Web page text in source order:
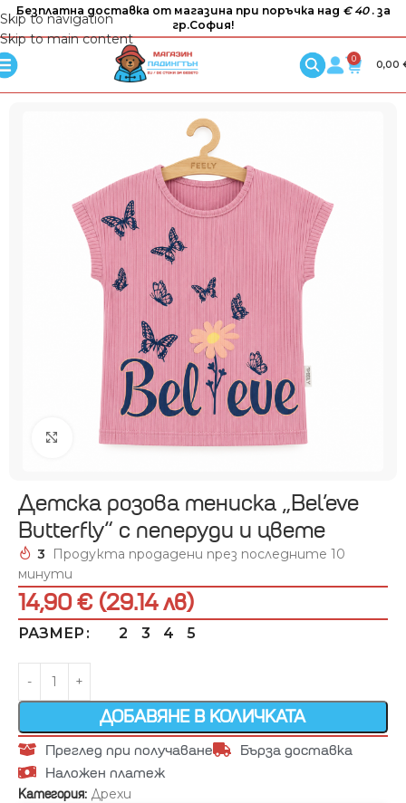
Skip to navigation
Skip to main content
Безплатна доставка от магазина при поръчка над € 40 . за
гр.София!
0
0,00
Увеличи
Детска розова тениска „Bel’eve
Butterfly“ с пеперуди и цвете
3
Продукта продадени през последните 10
минути
14,90 € (29.14 лв)
РАЗМЕР 2 3 4 5
ДОБАВЯНЕ В КОЛИЧКАТА
Преглед при получаване
Бърза доставка
Наложен платеж
Категория: Дрехи